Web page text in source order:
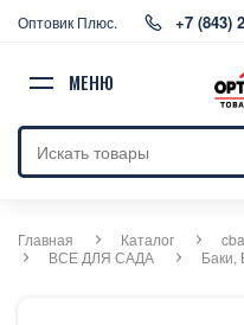
Оптовик Плюс. +7 (843)
МЕНЮ
Главная Каталог
ВСЕ ДЛЯ САДА
Баки,